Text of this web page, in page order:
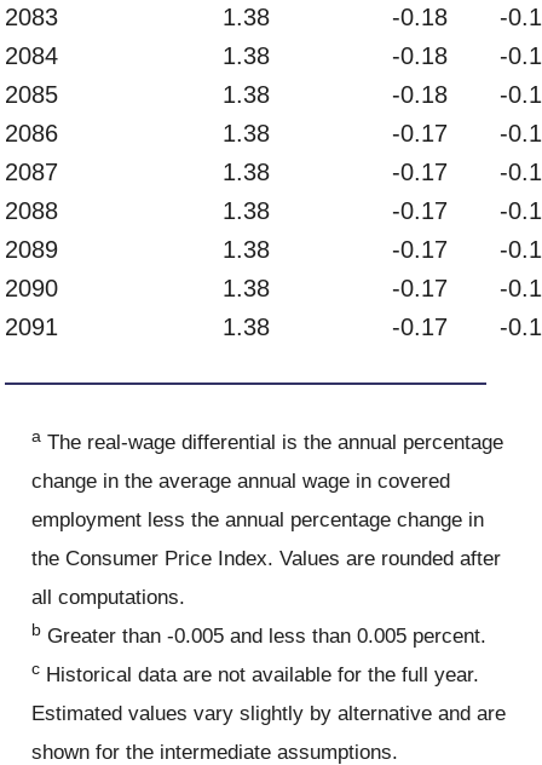
2083
1.38 -0.18
-
2084
1.38 -0.18
-
2085
1.38 -0.18
-
2086
1.38 -0.17
-
2087
1.38 -0.17
-
2088
1.38 -0.17
-
2089
1.38 -0.17
-
2090
1.38 -0.17
-
2091
1.38 -0.17 -
a The real-wage differential is the annual percentage
change in the average annual wage in covered
employment less the annual percentage change in
the Consumer Price Index. Values are rounded after
all computations.
b Greater than -0.005 and less than 0.005 percent.
c Historical data are not available for the full year.
Estimated values vary slightly by alternative and are
shown for the intermediate assumptions.